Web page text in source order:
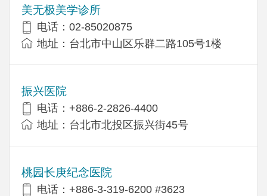
美无极美学诊所
电话：02-85020875
地址：台北市中山区乐群二路105号1楼
振兴医院
电话：+886-2-2826-4400
地址：台北市北投区振兴街45号
桃园长庚纪念医院
电话：+886-3-319-6200 #3623